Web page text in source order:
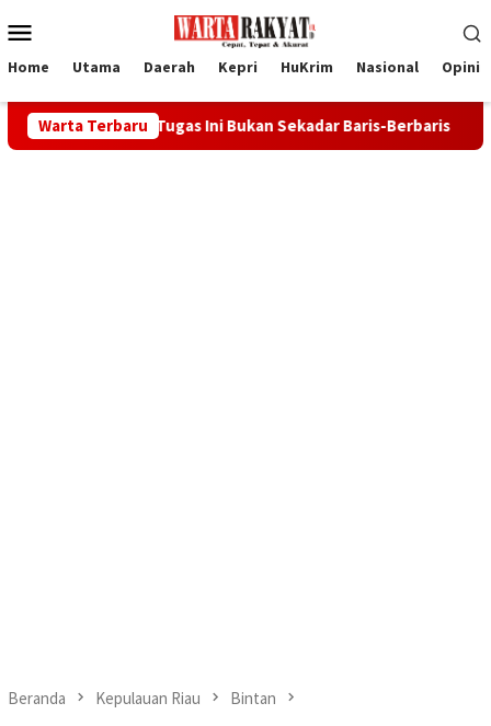
ke
Mobile
Home Utama Daerah Kepri HuKrim Nasional Opini
Warta Terbaru
Ini Bukan Sekadar Baris-Berbaris 32 Calon
Beranda Kepulauan Riau Bintan